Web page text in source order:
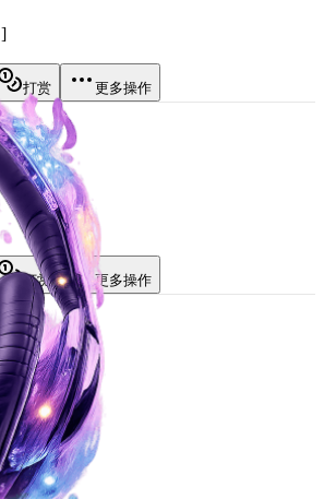
]
打赏 更多操作
打赏 更多操作